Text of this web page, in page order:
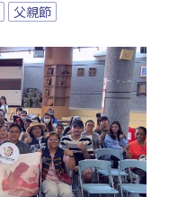
父親節